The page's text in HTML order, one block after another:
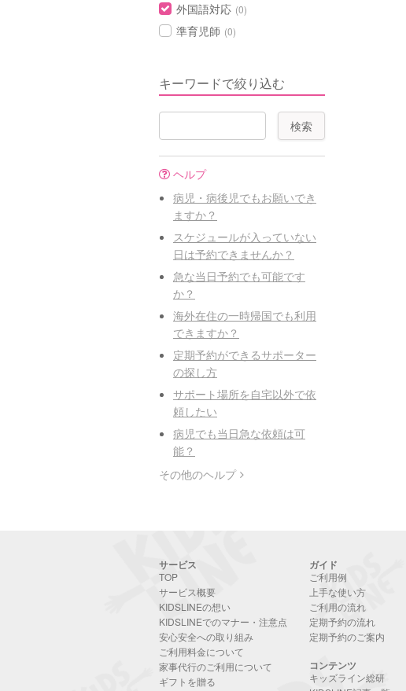
外国語対応 (0)
準育児師 (0)
キーワードで絞り込む
ヘルプ
病児・病後児でもお願いでき
ますか？
スケジュールが入っていない
日は予約できませんか？
急な当日予約でも可能です
か？
海外在住の一時帰国でも利用
できますか？
定期予約ができるサポーター
の探し方
サポート場所を自宅以外で依
頼したい
病児でも当日急な依頼は可
能？
その他のヘルプ
サービス
TOP
サービス概要
KIDSLINEの想い
KIDSLINEでのマナー・注意点
安心安全への取り組み
ご利用料金について
家事代行のご利用について
ギフトを贈る
ガイド
ご利用例
上手な使い方
ご利用の流れ
定期予約の流れ
定期予約のご案内
コンテンツ
キッズライン総研